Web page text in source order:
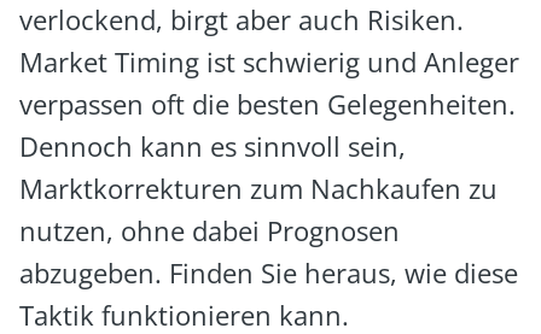
verlockend, birgt aber auch Risiken.
Market Timing ist schwierig und Anleger
verpassen oft die besten Gelegenheiten.
Dennoch kann es sinnvoll sein,
Marktkorrekturen zum Nachkaufen zu
nutzen, ohne dabei Prognosen
abzugeben. Finden Sie heraus, wie diese
Taktik funktionieren kann.